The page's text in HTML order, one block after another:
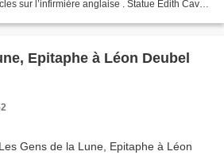
sur l’infirmière anglaise . Statue Edith Cavell
Epitaphe à Léon Deubel